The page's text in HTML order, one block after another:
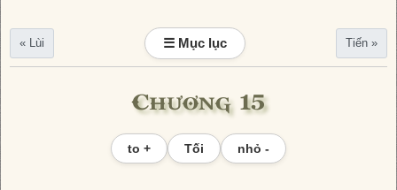
« Lùi ☰ Mục lục Tiến »
Chương 15
to + Tối nhỏ -